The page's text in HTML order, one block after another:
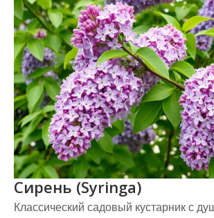
Сирень (Syringa)
Классический садовый кустарник с